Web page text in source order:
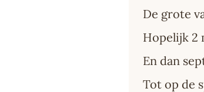
De grote
Hopelijk 2
En dan
Tot op de